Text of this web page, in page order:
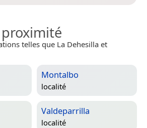
telles que La Dehesilla et
Montalbo
localité
Valdeparrilla
localité